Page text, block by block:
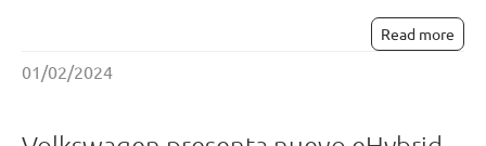
Read more
01/02/2024